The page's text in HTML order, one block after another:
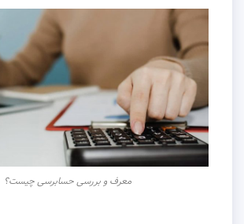
معرف و بررسی حسابرسی چیست؟